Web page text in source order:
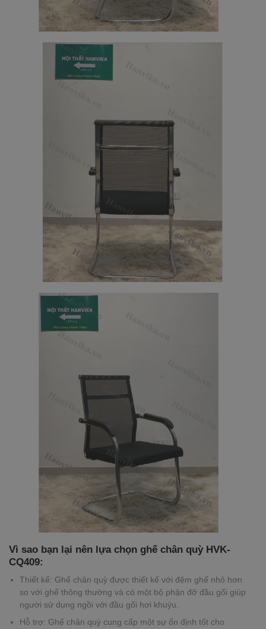
Vì sao bạn lại nên lựa chọn ghế chân quỳ HVK-
CQ409:
Thiết kế: Ghế chân quỳ được thiết kế với đệm ghế nhỏ hơn
so với ghế thông thường và có một bộ phận đỡ đầu gối giúp
người sử dụng ngồi với đầu gối hơi khuỷu.
Hỗ trợ: Ghế chân quỳ cung cấp một sự ổn định tốt cho